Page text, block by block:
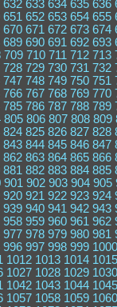
632 633 634 635 636
651 652 653 654 655
670 671 672 673 674
689 690 691 692 693
709 710 711 712 713
728 729 730 731 732
747 748 749 750 751
766 767 768 769 770
785 786 787 788 789
805 806 807 808 809
824 825 826 827 828
843 844 845 846 847
862 863 864 865 866
881 882 883 884 885
901 902 903 904 905
920 921 922 923 924
939 940 941 942 943
958 959 960 961 962
977 978 979 980 981
996 997 998 999 1000
1012 1013 1014 1015
1027 1028 1029 1030
1042 1043 1044 1045
1057 1058 1059 1060